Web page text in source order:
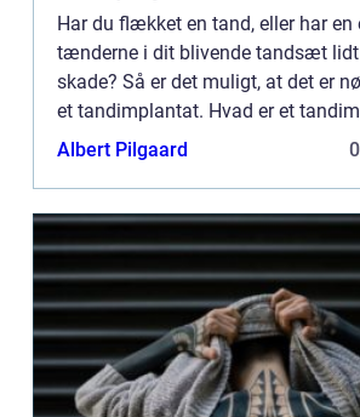
Har du flækket en tand, eller har en
tænderne i dit blivende tandsæt
skade? Så er det muligt, at det er
et tandimplantat. Hvad er et
tandimplantat er en erstatning for
Albert Pilgaard